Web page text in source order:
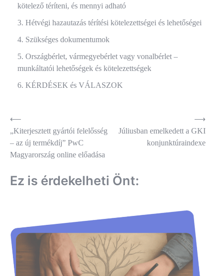
kötelező téríteni, és mennyi adható
Hétvégi hazautazás térítési kötelezettségei és lehetőségei
Szükséges dokumentumok
Országbérlet, vármegyebérlet vagy vonalbérlet –
munkáltatói lehetőségek és kötelezettségek
KÉRDÉSEK és VÁLASZOK
Bejegyzés
navigáció
⟵
„Kiterjesztett gyártói felelősség
– az új termékdíj” PwC
Magyarország online előadása
Júliusban emelkedett a GKI
konjunktúraindexe
⟶
Ez is érdekelheti Önt: